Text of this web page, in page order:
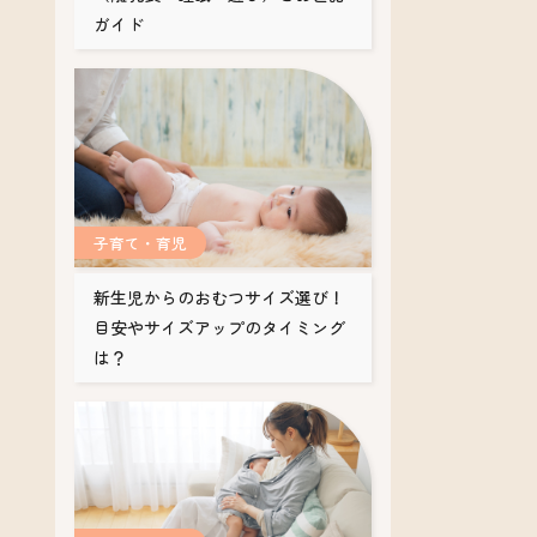
ガイド
新生児からのおむつサイズ選び！
目安やサイズアップのタイミング
は？
子育て・育児